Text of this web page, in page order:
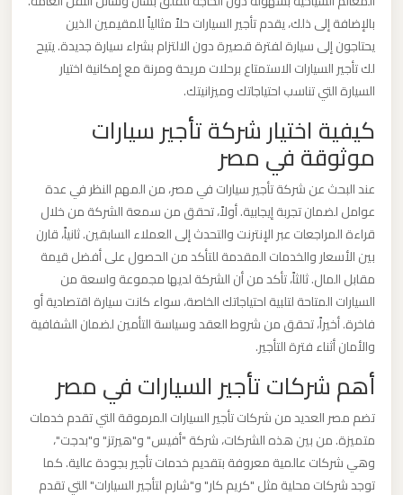
بالإضافة إلى ذلك، يقدم تأجير السيارات حلاً مثالياً للمقيمين الذين
يحتاجون إلى سيارة لفترة قصيرة دون الالتزام بشراء سيارة جديدة. يتيح
لك تأجير السيارات الاستمتاع برحلات مريحة ومرنة مع إمكانية اختيار
السيارة التي تناسب احتياجاتك وميزانيتك.
كيفية اختيار شركة تأجير سيارات
موثوقة في مصر
عند البحث عن شركة تأجير سيارات في مصر، من المهم النظر في عدة
عوامل لضمان تجربة إيجابية. أولاً، تحقق من سمعة الشركة من خلال
قراءة المراجعات عبر الإنترنت والتحدث إلى العملاء السابقين. ثانياً، قارن
بين الأسعار والخدمات المقدمة للتأكد من الحصول على أفضل قيمة
مقابل المال. ثالثاً، تأكد من أن الشركة لديها مجموعة واسعة من
السيارات المتاحة لتلبية احتياجاتك الخاصة، سواء كانت سيارة اقتصادية أو
فاخرة. أخيراً، تحقق من شروط العقد وسياسة التأمين لضمان الشفافية
والأمان أثناء فترة التأجير.
أهم شركات تأجير السيارات في مصر
تضم مصر العديد من شركات تأجير السيارات المرموقة التي تقدم خدمات
متميزة. من بين هذه الشركات، شركة "أفيس" و"هيرتز" و"بدجت"،
وهي شركات عالمية معروفة بتقديم خدمات تأجير بجودة عالية. كما
توجد شركات محلية مثل "كريم كار" و"شارم لتأجير السيارات" التي تقدم
ليموزين
مطار
العرب
ليموزين
مطار
العرب
الاسكندرية
ليموزين
مطار
العرب
اسكندرية
ليموزين
مطار